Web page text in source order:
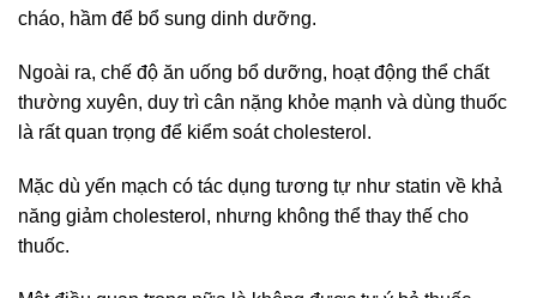
cháo, hầm để bổ sung dinh dưỡng.
Ngoài ra, chế độ ăn uống bổ dưỡng, hoạt động thể chất
thường xuyên, duy trì cân nặng khỏe mạnh và dùng thuốc
là rất quan trọng để kiểm soát cholesterol.
Mặc dù yến mạch có tác dụng tương tự như statin về khả
năng giảm cholesterol, nhưng không thể thay thế cho
thuốc.